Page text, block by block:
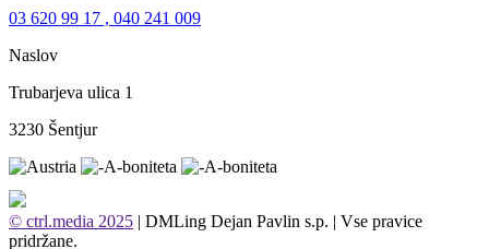
03 620 99 17 , 040 241 009
Naslov
Trubarjeva ulica 1
3230 Šentjur
© ctrl.media 2025 | DMLing Dejan Pavlin s.p. | Vse pravice
pridržane.